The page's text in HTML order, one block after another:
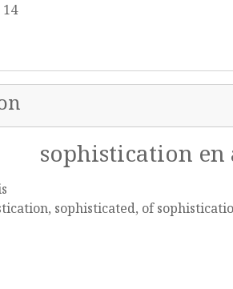
14
sophistication en
sophisticated, of